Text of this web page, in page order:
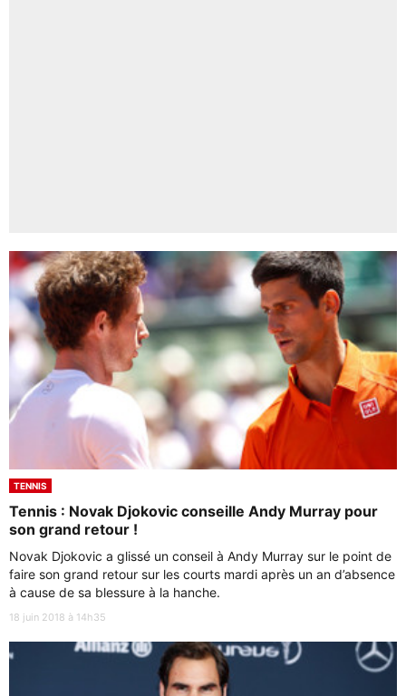
TENNIS
Tennis : Novak Djokovic conseille Andy Murray pour
son grand retour !
Novak Djokovic a glissé un conseil à Andy Murray sur le point de
faire son grand retour sur les courts mardi après un an d’absence
à cause de sa blessure à la hanche.
18 juin 2018 à 14h35